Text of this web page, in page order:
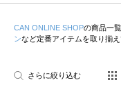
CAN ONLINE SHOPの商品一覧
ンなど定番アイテムを取り揃え
さらに絞り込む